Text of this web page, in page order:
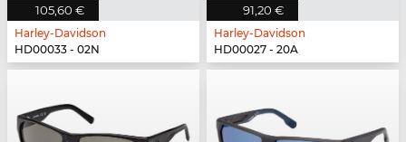
105,60 €
Harley-Davidson
HD00033 - 02N
91,20 €
Harley-Davidson
HD00027 - 20A